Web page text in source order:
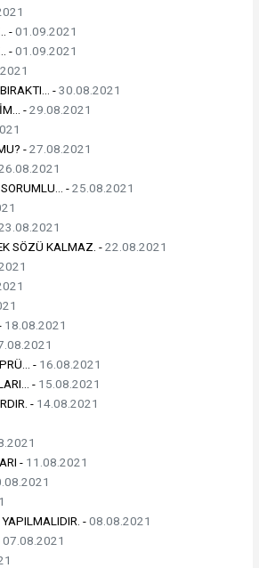
-01.09.2021
-01.09.2021
-30.08.2021
-29.08.2021
-27.08.2021
-25.08.2021
SÖZÜ KALMAZ. -22.08.2021
18.08.2021
- 16.08.2021
- 15.08.2021
- 14.08.2021
- 11.08.2021
-08.08.2021
07.08.2021